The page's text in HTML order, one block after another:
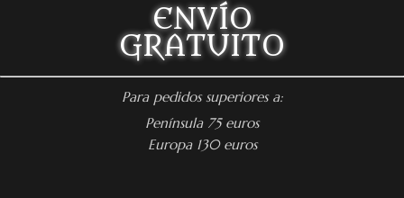
ENVÍO
GRATUITO
Para pedidos superiores a:
Península 75 euros
Europa 130 euros